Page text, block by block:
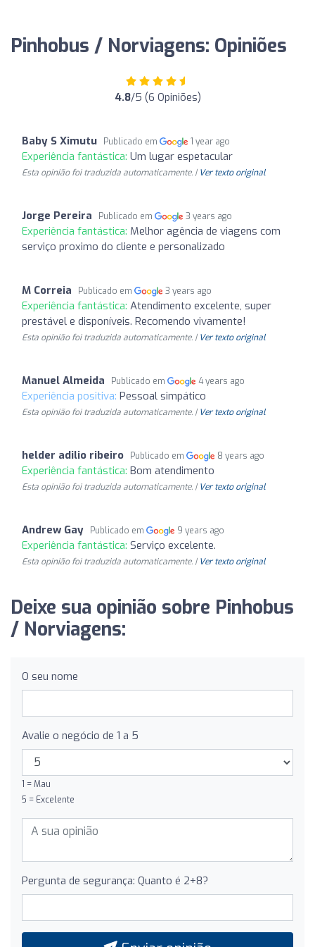
Pinhobus / Norviagens: Opiniões
4.8/5 (6 Opiniões)
Baby S Ximutu Publicado em 1 year ago
Experiência fantástica: Um lugar espetacular
Esta opinião foi traduzida automaticamente. | Ver texto original
Jorge Pereira Publicado em 3 years ago
Experiência fantástica: Melhor agência de viagens com
serviço proximo do cliente e personalizado
M Correia Publicado em 3 years ago
Experiência fantástica: Atendimento excelente, super
prestável e disponíveis. Recomendo vivamente!
Esta opinião foi traduzida automaticamente. | Ver texto original
Manuel Almeida Publicado em 4 years ago
Experiência positiva: Pessoal simpático
Esta opinião foi traduzida automaticamente. | Ver texto original
helder adilio ribeiro Publicado em 8 years ago
Experiência fantástica: Bom atendimento
Esta opinião foi traduzida automaticamente. | Ver texto original
Andrew Gay Publicado em 9 years ago
Experiência fantástica: Serviço excelente.
Esta opinião foi traduzida automaticamente. | Ver texto original
Deixe sua opinião sobre Pinhobus
/ Norviagens:
O seu nome
Avalie o negócio de 1 a 5
1 = Mau
5 = Excelente
Pergunta de segurança: Quanto é 2+8?